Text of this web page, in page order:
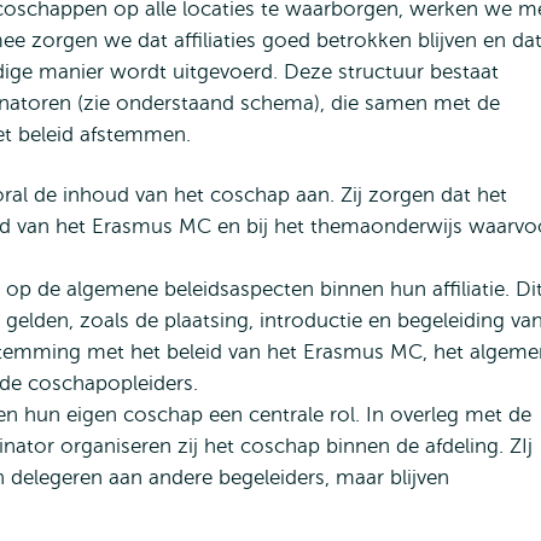
op alle locaties te waarborgen, werken we
zorgen we dat affiliaties goed betrokken blijven en dat
manier wordt uitgevoerd. Deze structuur bestaat
(zie onderstaand schema), die samen met de
beleid afstemmen.
de inhoud van het coschap aan. Zij zorgen dat het
van het Erasmus MC en bij het themaonderwijs
de algemene beleidsaspecten binnen hun affiliatie.
zoals de plaatsing, introductie en begeleiding van
met het beleid van het Erasmus MC, het
coschapopleiders.
hun eigen coschap een centrale rol. In overleg met de
organiseren zij het coschap binnen de afdeling. ZIj
aan andere begeleiders, maar blijven